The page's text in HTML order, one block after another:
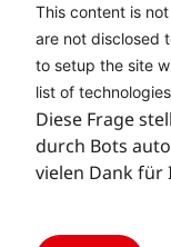
This content is
are not disclosed
to setup the site
list of
Diese Frage
durch Bots
vielen Dank für